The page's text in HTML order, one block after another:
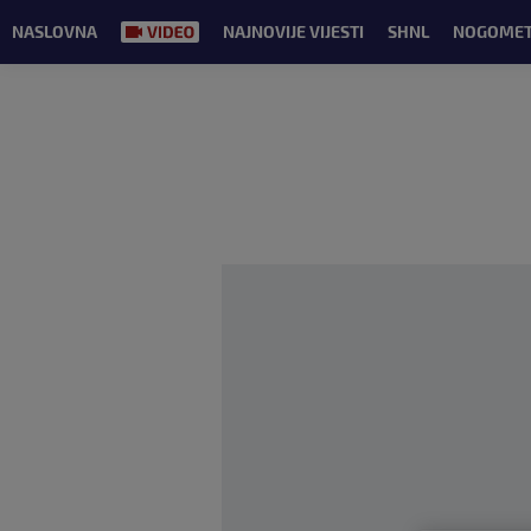
NASLOVNA NAJNOVIJE VIJESTI SHNL